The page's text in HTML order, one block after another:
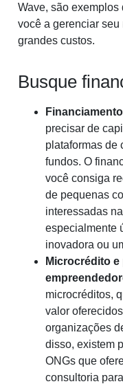
Wave, são
você a gerenciar
grandes custos.
Busque
precisar de
plataformas de
fundos. O
você consiga
de pequenas
interessadas
especialmente
inovadora ou
Microcrédito
microcréditos,
valor
organizações
disso, existem
ONGs que
consultoria